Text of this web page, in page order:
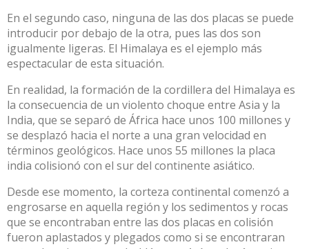
En el segundo caso, ninguna de las dos placas se puede
introducir por debajo de la otra, pues las dos son
igualmente ligeras. El Himalaya es el ejemplo más
espectacular de esta situación.
En realidad, la formación de la cordillera del Himalaya es
la consecuencia de un violento choque entre Asia y la
India, que se separó de África hace unos 100 millones y
se desplazó hacia el norte a una gran velocidad en
términos geológicos. Hace unos 55 millones la placa
india colisionó con el sur del continente asiático.
Desde ese momento, la corteza continental comenzó a
engrosarse en aquella región y los sedimentos y rocas
que se encontraban entre las dos placas en colisión
fueron aplastados y plegados como si se encontraran